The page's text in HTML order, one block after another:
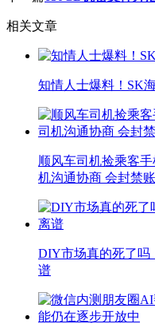
相关文章
知情人士爆料！SK
顺风车司机捡乘客
机沟通协商 会封禁
DIY市场真的死了吗
谱